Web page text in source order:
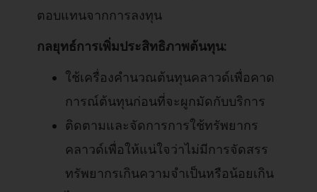
ตอบแทนจากการลงทุน
กลยุทธ์การเพิ่มประสิทธิภาพต้นทุน:
ใช้เครื่องคำนวณต้นทุนคลาวด์เพื่อคาด
การณ์ต้นทุนก่อนที่จะผูกมัดกับบริการ
ติดตามและจัดการการใช้ทรัพยากร
คลาวด์เพื่อให้แน่ใจว่าไม่มีการจัดสรร
ทรัพยากรเกินความจำเป็นหรือน้อยเกิน